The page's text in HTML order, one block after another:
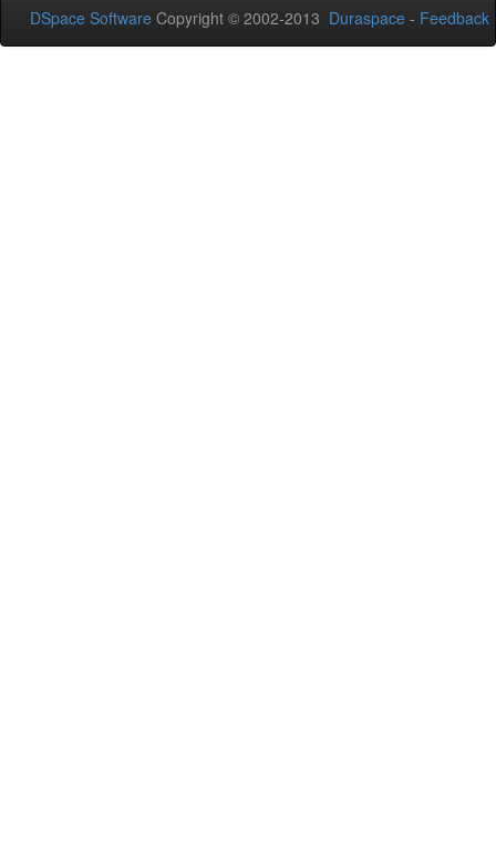
DSpace Software Copyright © 2002-2013 Duraspace - Feedback